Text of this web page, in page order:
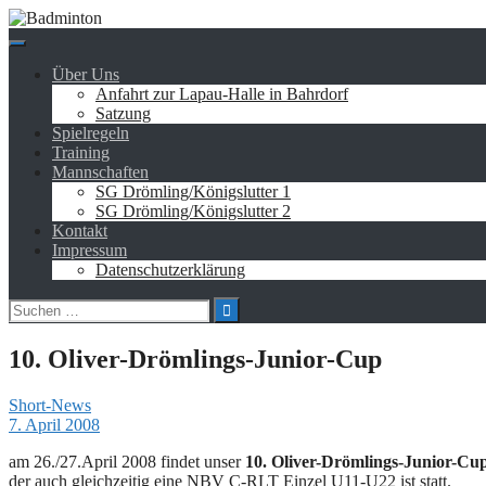
Springe
zum
Über Uns
Anfahrt zur Lapau-Halle in Bahrdorf
Satzung
Spielregeln
Training
Mannschaften
SG Drömling/Königslutter 1
SG Drömling/Königslutter 2
Kontakt
Impressum
Datenschutzerklärung
Suchen
nach:
10. Oliver-Drömlings-Junior-Cup
Short-News
7. April 2008
am 26./27.April 2008 findet unser 10. Oliver-Drömlings-Junior-
der auch gleichzeitig eine NBV C-RLT Einzel U11-U22 ist statt.